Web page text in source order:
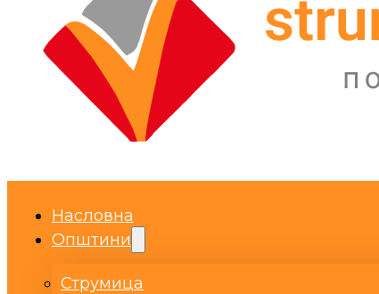
Насловна
Општини
Струмица